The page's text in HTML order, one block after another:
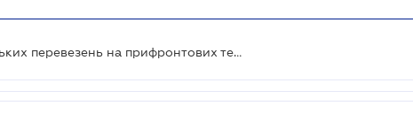
Спрощено умови пасажирських перевезень на прифронтових територіях